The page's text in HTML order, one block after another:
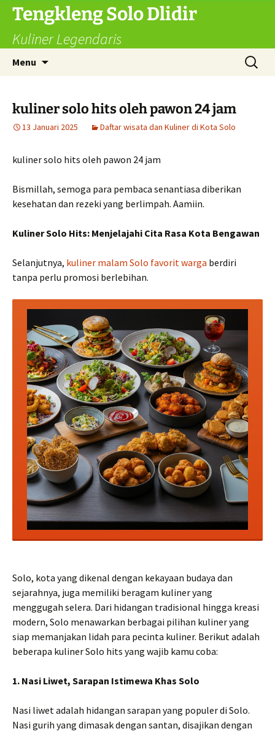
Langsung
Tengkleng Solo Dlidir
Kuliner Legendaris
Menu
Cari
untuk:
kuliner solo hits oleh pawon 24 jam
13 Januari 2025 Daftar wisata dan Kuliner di Kota Solo
kuliner solo hits oleh pawon 24 jam
Bismillah, semoga para pembaca senantiasa diberikan
kesehatan dan rezeki yang berlimpah. Aamiin.
Kuliner Solo Hits: Menjelajahi Cita Rasa Kota Bengawan
Selanjutnya, kuliner malam Solo favorit warga berdiri
tanpa perlu promosi berlebihan.
Solo, kota yang dikenal dengan kekayaan budaya dan
sejarahnya, juga memiliki beragam kuliner yang
menggugah selera. Dari hidangan tradisional hingga kreasi
modern, Solo menawarkan berbagai pilihan kuliner yang
siap memanjakan lidah para pecinta kuliner. Berikut adalah
beberapa kuliner Solo hits yang wajib kamu coba:
1. Nasi Liwet, Sarapan Istimewa Khas Solo
Nasi liwet adalah hidangan sarapan yang populer di Solo.
Nasi gurih yang dimasak dengan santan, disajikan dengan